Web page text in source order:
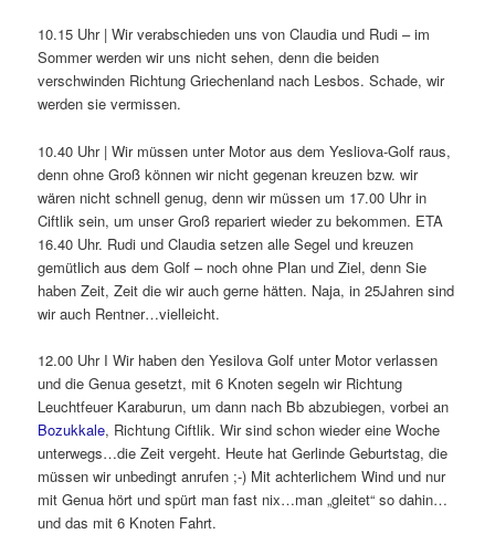
10.15 Uhr | Wir verabschieden uns von Claudia und Rudi – im
Sommer werden wir uns nicht sehen, denn die beiden
verschwinden Richtung Griechenland nach Lesbos. Schade, wir
werden sie vermissen.
10.40 Uhr | Wir müssen unter Motor aus dem Yesliova-Golf raus,
denn ohne Groß können wir nicht gegenan kreuzen bzw. wir
wären nicht schnell genug, denn wir müssen um 17.00 Uhr in
Ciftlik sein, um unser Groß repariert wieder zu bekommen. ETA
16.40 Uhr. Rudi und Claudia setzen alle Segel und kreuzen
gemütlich aus dem Golf – noch ohne Plan und Ziel, denn Sie
haben Zeit, Zeit die wir auch gerne hätten. Naja, in 25Jahren sind
wir auch Rentner…vielleicht.
12.00 Uhr I Wir haben den Yesilova Golf unter Motor verlassen
und die Genua gesetzt, mit 6 Knoten segeln wir Richtung
Leuchtfeuer Karaburun, um dann nach Bb abzubiegen, vorbei an
Bozukkale, Richtung Ciftlik. Wir sind schon wieder eine Woche
unterwegs…die Zeit vergeht. Heute hat Gerlinde Geburtstag, die
müssen wir unbedingt anrufen ;-) Mit achterlichem Wind und nur
mit Genua hört und spürt man fast nix…man „gleitet“ so dahin…
und das mit 6 Knoten Fahrt.